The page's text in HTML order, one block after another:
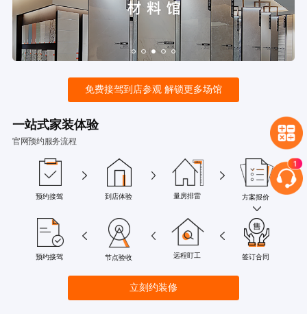
免费接驾到店参观 解锁更多场馆
一站式家装体验
官网预约服务流程
预约接驾 到店体验 量房排雷 方案报价
预约接驾 节点验收 远程盯工 签订合同
立刻约装修